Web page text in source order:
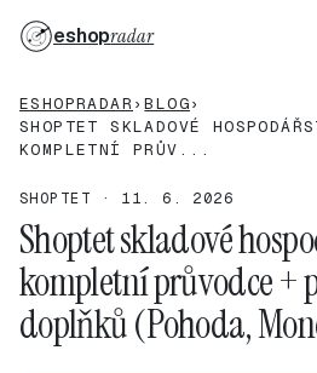
eshopradar
ESHOPRADAR ›BLOG›
SHOPTET SKLADOVÉ
KOMPLETNÍ PRŮV...
SHOPTET · 11. 6. 2026
Shoptet skladové
kompletní průvodce +
doplňků (Pohoda,